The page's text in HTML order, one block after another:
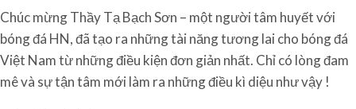
Chúc mừng Thầy Tạ Bạch Sơn – một người tâm huyết với
bóng đá HN, đã tạo ra những tài năng tương lai cho bóng đá
Việt Nam từ những điều kiện đơn giản nhất. Chỉ có lòng đam
mê và sự tận tâm mới làm ra những điều kì diệu như vậy !